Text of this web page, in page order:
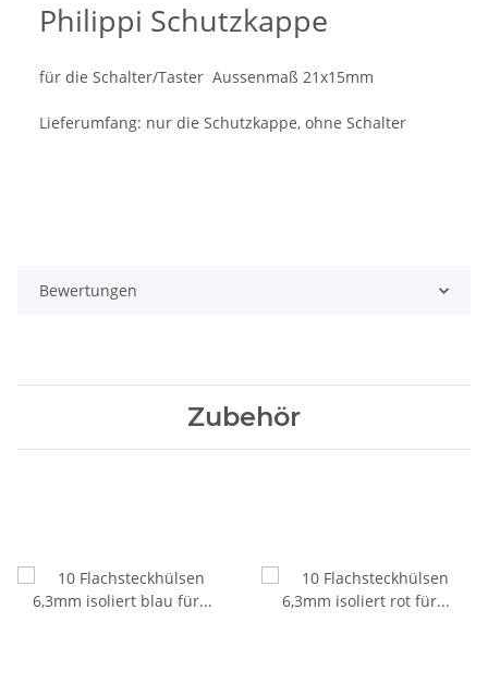
Philippi Schutzkappe
für die Schalter/Taster Aussenmaß 21x15mm
Lieferumfang: nur die Schutzkappe, ohne Schalter
Bewertungen
Zubehör